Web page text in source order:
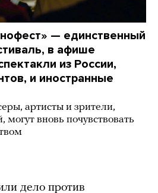
— единственный
в афише
из России,
и иностранные
артисты и зрители,
вновь почувствовать
дело против